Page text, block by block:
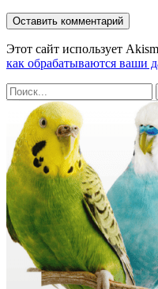
Этот сайт использует
как обрабатываются ваши